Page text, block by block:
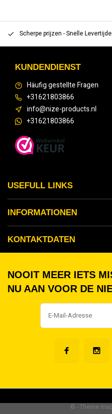
Scherpe prijzen - Snelle
KUNDENDIENST
Häufig gestellte Fragen
+31621803866
info@nize-products.nl
+31621803866
USEFULL LINKS
INFORMATIONEN
KONTAKTDATEN
NOOIT MEER IETS
NU AAN VOOR DE
© - Theme